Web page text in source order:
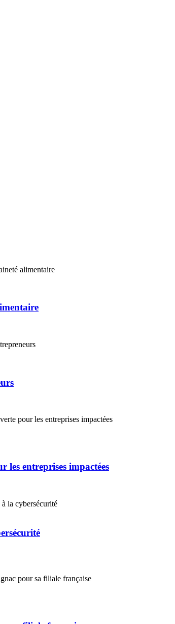
les entreprises impactées